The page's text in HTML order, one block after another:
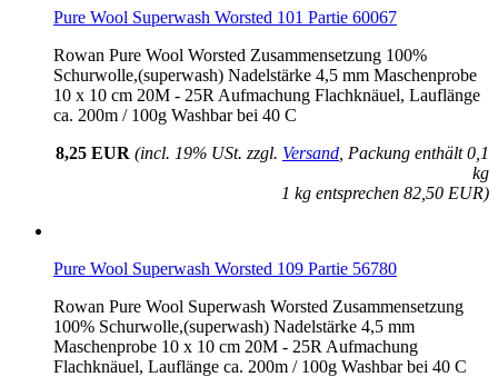
Pure Wool Superwash Worsted 101 Partie 60067
Rowan Pure Wool Worsted Zusammensetzung 100%
Schurwolle,(superwash) Nadelstärke 4,5 mm Maschenprobe
10 x 10 cm 20M - 25R Aufmachung Flachknäuel, Lauflänge
ca. 200m / 100g Washbar bei 40 C
8,25 EUR (incl. 19% USt. zzgl. Versand , Packung enthält 0,1
kg
1 kg entsprechen 82,50 EUR)
Pure Wool Superwash Worsted 109 Partie 56780
Rowan Pure Wool Superwash Worsted Zusammensetzung
100% Schurwolle,(superwash) Nadelstärke 4,5 mm
Maschenprobe 10 x 10 cm 20M - 25R Aufmachung
Flachknäuel, Lauflänge ca. 200m / 100g Washbar bei 40 C